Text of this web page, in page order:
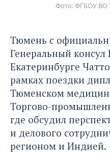
Фото: ФГБОУ ВО
Тюмень с
Генеральный
Екатеринбурге
рамках поездки
Тюменском
Торгово-
где обсудил
и делового
регионом и Индией.